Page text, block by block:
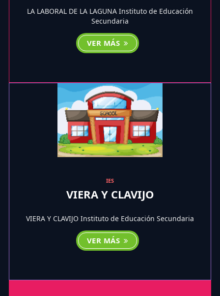
LA LABORAL DE LA LAGUNA Instituto de Educación
Secundaria
VER MÁS
IES
VIERA Y CLAVIJO
VIERA Y CLAVIJO Instituto de Educación Secundaria
VER MÁS